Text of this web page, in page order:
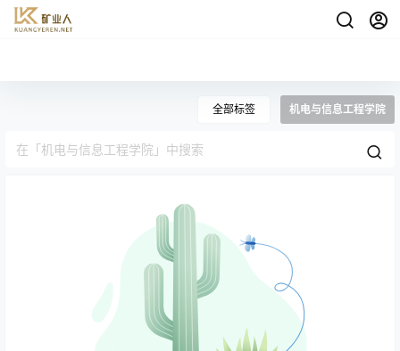
全部标签 机电与信息工程学院